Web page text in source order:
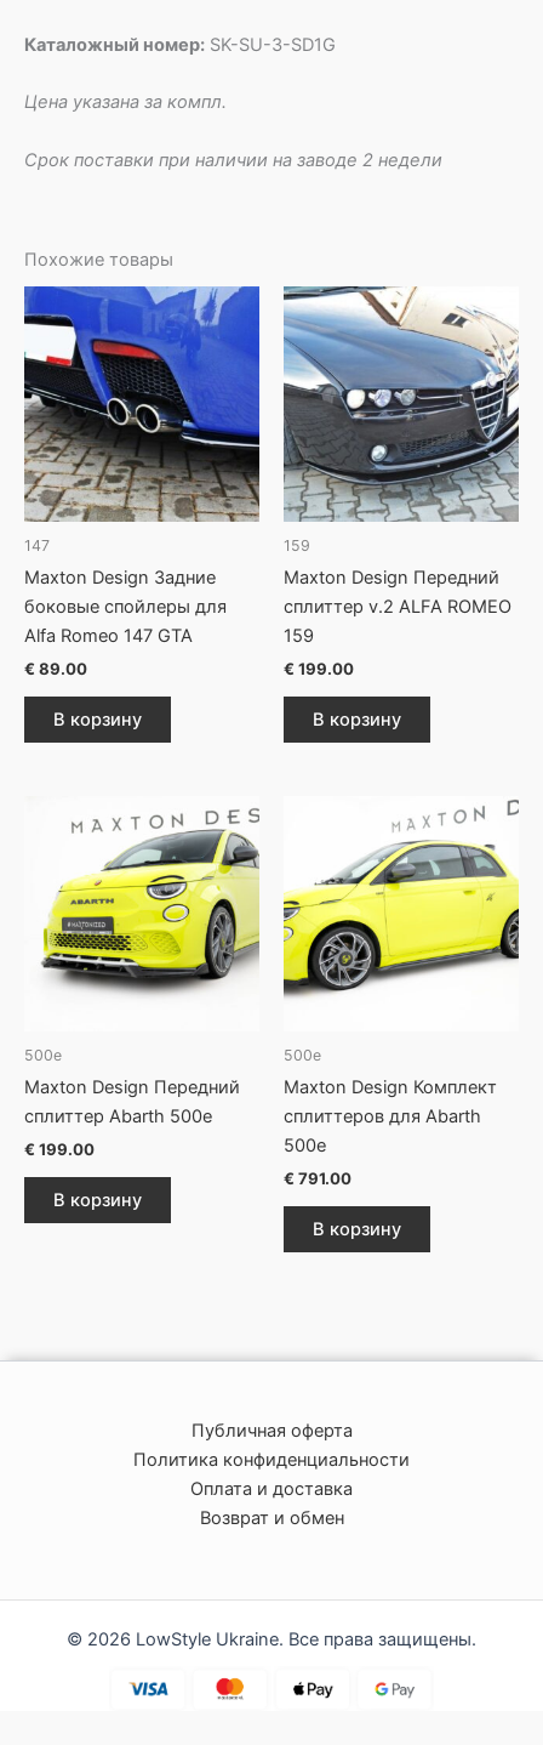
Каталожный номер: SK-SU-3-SD1G
Цена указана за компл.
Срок поставки при наличии на заводе 2 недели
Похожие товары
147
Maxton Design Задние
боковые спойлеры для
Alfa Romeo 147 GTA
€ 89.00
В корзину
159
Maxton Design Передний
сплиттер v.2 ALFA ROMEO
159
€ 199.00
В корзину
500e
Maxton Design Передний
сплиттер Abarth 500e
€ 199.00
В корзину
500e
Maxton Design Комплект
сплиттеров для Abarth
500e
€ 791.00
В корзину
Публичная оферта
Политика конфиденциальности
Оплата и доставка
Возврат и обмен
© 2026 LowStyle Ukraine. Все права защищены.